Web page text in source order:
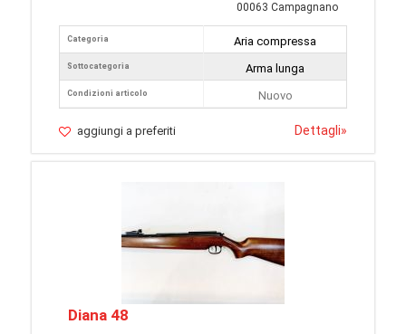
00063 Campagnano
Categoria
Sottocategoria
Condizioni articolo
Aria compressa
Arma lunga
Nuovo
aggiungi a preferiti Dettagli»
Diana 48